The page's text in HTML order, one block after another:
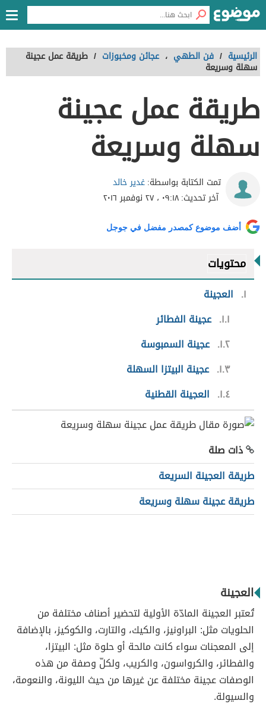
الرئيسية / فن الطهي ، عجائن ومخبوزات / طريقة عمل عجينة
سهلة وسريعة
طريقة عمل عجينة
سهلة وسريعة
تمت الكتابة بواسطة:غدير خالد
آخر تحديث:٠٩:١٨ ، ٢٧ نوفمبر ٢٠١٦
أضف موضوع كمصدر مفضل في جوجل
محتويات
١
العجينة
١.١ عجينة الفطائر
١.٢ عجينة السمبوسة
١.٣ عجينة البيتزا السهلة
١.٤
العجينة القطنية
ذات صلة
طريقة العجينة السريعة
طريقة عجينة سهلة وسريعة
العجينة
تُعتبر العجينة المادّة الأولية لتحضير أصناف مختلفة من
الحلويات مثل: البراونيز، والكيك، والتارت، والكوكيز، بالإضافة
إلى المعجنات سواء كانت مالحة أو حلوة مثل: البيتزا،
والفطائر، والكرواسون، والكريب، ولكلّ وصفة من هذه
الوصفات عجينة مختلفة عن غيرها من حيث الليونة، والنعومة،
والسيولة.